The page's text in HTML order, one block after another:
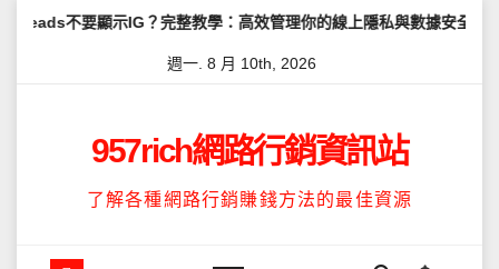
IG？完整教學：高效管理你的線上隱私與數據安全 怎麼讓
週一. 8 月 10th, 2026
957rich網路行銷資訊站
了解各種網路行銷賺錢方法的最佳資源